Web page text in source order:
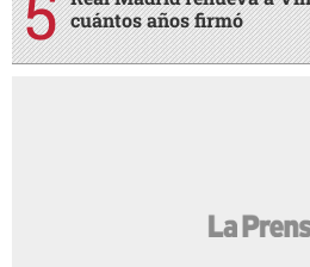
cuántos años firmó